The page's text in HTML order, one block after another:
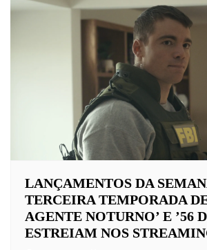
LANÇAMENTOS DA
TERCEIRA TEMPORADA
AGENTE NOTURNO’ E ’56
ESTREIAM NOS